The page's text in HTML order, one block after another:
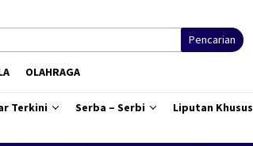
Pencarian
OLAHRAGA
Terkini Serba – Serbi Liputan Khusus